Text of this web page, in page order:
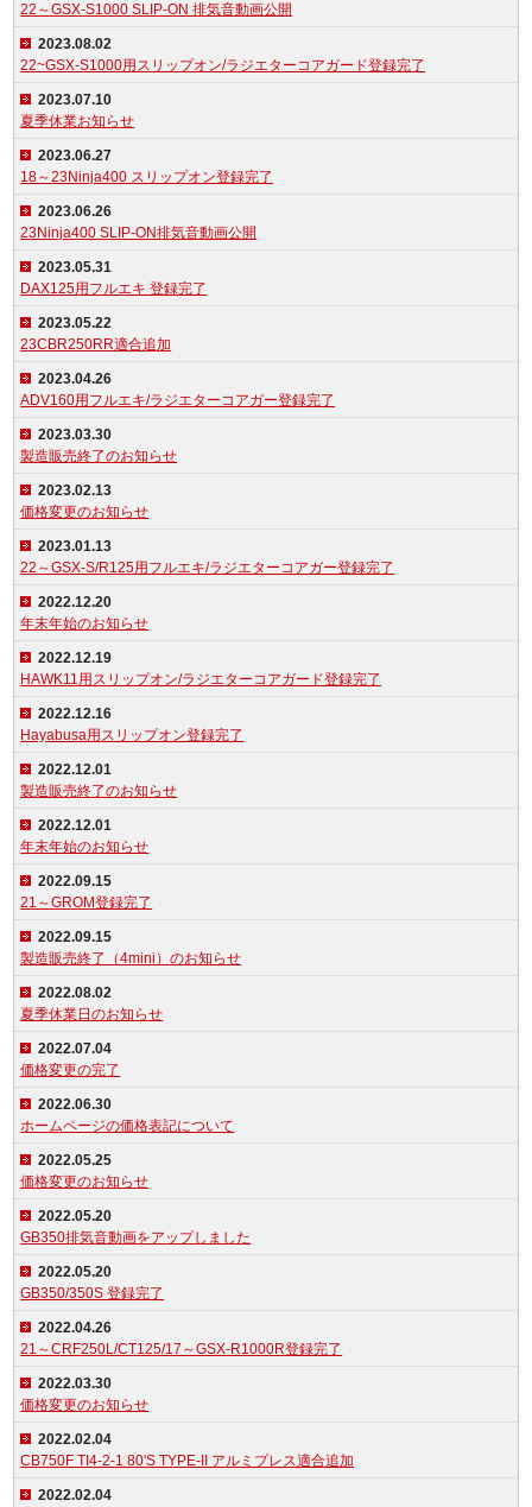
22～GSX-S1000 SLIP-ON 排気音動画公開
2023.08.02
22~GSX-S1000用スリップオン/ラジエターコアガード登録完了
2023.07.10
夏季休業お知らせ
2023.06.27
18～23Ninja400 スリップオン登録完了
2023.06.26
23Ninja400 SLIP-ON排気音動画公開
2023.05.31
DAX125用フルエキ 登録完了
2023.05.22
23CBR250RR適合追加
2023.04.26
ADV160用フルエキ/ラジエターコアガー登録完了
2023.03.30
製造販売終了のお知らせ
2023.02.13
価格変更のお知らせ
2023.01.13
22～GSX-S/R125用フルエキ/ラジエターコアガー登録完了
2022.12.20
年末年始のお知らせ
2022.12.19
HAWK11用スリップオン/ラジエターコアガード登録完了
2022.12.16
Hayabusa用スリップオン登録完了
2022.12.01
製造販売終了のお知らせ
2022.12.01
年末年始のお知らせ
2022.09.15
21～GROM登録完了
2022.09.15
製造販売終了（4mini）のお知らせ
2022.08.02
夏季休業日のお知らせ
2022.07.04
価格変更の完了
2022.06.30
ホームページの価格表記について
2022.05.25
価格変更のお知らせ
2022.05.20
GB350排気音動画をアップしました
2022.05.20
GB350/350S 登録完了
2022.04.26
21～CRF250L/CT125/17～GSX-R1000R登録完了
2022.03.30
価格変更のお知らせ
2022.02.04
CB750F TI4-2-1 80'S TYPE-II アルミプレス適合追加
2022.02.04